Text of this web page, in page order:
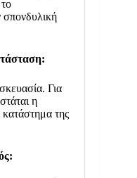
σπονδυλική
Για
η
κατάστημα της